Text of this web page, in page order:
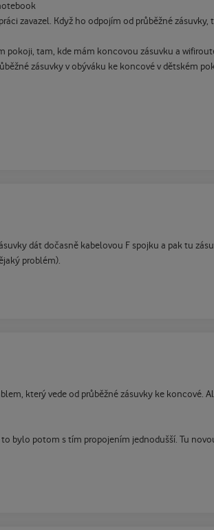
zavazel. Když ho odpojím od průběžné
pokoji, tam, kde mám koncovou zásuvku a
zásuvky v obýváku ke koncové v dětském
dát dočasně kabelovou F spojku a pak tu
problém).
který vede od průběžné zásuvky ke koncové.
bylo potom s tím propojením jednodušší. Tu